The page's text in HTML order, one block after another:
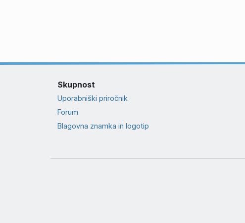
Skupnost
Uporabniški priročnik
Forum
Blagovna znamka in logotip